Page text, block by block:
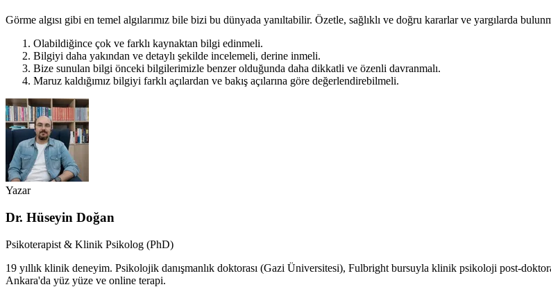
Görme algısı gibi en temel algılarımız bile bizi bu dünyada yanıltabilir. Özetle, sağlıklı ve doğru kararlar ve yargılarda
Olabildiğince çok ve farklı kaynaktan bilgi edinmeli.
Bilgiyi daha yakından ve detaylı şekilde incelemeli, derine inmeli.
Bize sunulan bilgi önceki bilgilerimizle benzer olduğunda daha dikkatli ve özenli davranmalı.
Maruz kaldığımız bilgiyi farklı açılardan ve bakış açılarına göre değerlendirebilmeli.
Yazar
Dr. Hüseyin Doğan
Psikoterapist & Klinik Psikolog (PhD)
19 yıllık klinik deneyim. Psikolojik danışmanlık doktorası (Gazi Üniversitesi), Fulbright bursuyla klinik psikoloji post-
Ankara'da yüz yüze ve online terapi.